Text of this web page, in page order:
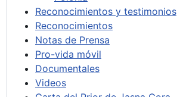
Reconocimientos y testimonios
Reconocimientos
Notas de Prensa
Pro-vida móvil
Documentales
Videos